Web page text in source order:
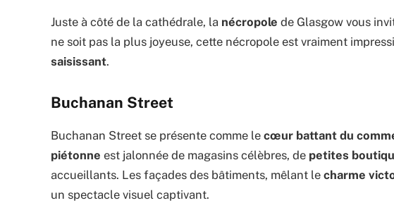
Juste à côté de la cathédrale, la nécropole de Glasgow vous
ne soit pas la plus joyeuse, cette nécropole est vraiment
saisissant.
Buchanan Street
Buchanan Street se présente comme le cœur battant du
piétonne est jalonnée de magasins célèbres, de petites
accueillants. Les façades des bâtiments, mêlant le charme
un spectacle visuel captivant.